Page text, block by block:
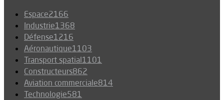
Espace2166
Industrie1368
Défense1216
Aéronautique1103
Transport spatial1101
Constructeurs862
Aviation commerciale814
Technologie581